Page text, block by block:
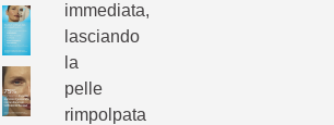
immediata,
lasciando
la
pelle
rimpolpata